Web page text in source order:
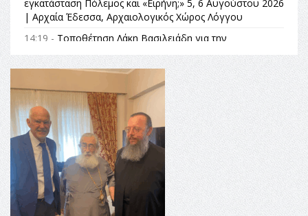
εγκατάσταση Πόλεμος και «Ειρήνη;» 5, 6 Αυγούστου 2026
| Αρχαία Έδεσσα, Αρχαιολογικός Χώρος Λόγγου
14:19 - Τοποθέτηση Λάκη Βασιλειάδη για την
Αναθεώρηση του Συντάγματος: «Σε τέτοιες κορυφαίες
θεσμικές διαδικασίες υπάρχει μόνο η ευθύνη απέναντι
16:35 -
Το πρόγραμμα του ΠΑΟΚ στον δεύτερο γύρο του
Champions League!
16:27 -Όλυμπος: Εντάχθηκε στον Κατάλογο Παγκόσμιας
Κληρονομιάς της UNESCO – Ομόφωνη η απόφαση Ο
Όλυμπος αναγνωρίστηκε ως φυσικό και πολιτιστικό
αγαθό εξέχουσας οικουμενικής αξίας για την
ανθρωπότητα
16:18 -ΕΝΟΡΙΑΚΕΣ ΚΑΛΟΚΑΙΡΙΝΕΣ ΔΡΑΣΕΙΣ ΓΙΑ ΠΑΙΔΙΑ